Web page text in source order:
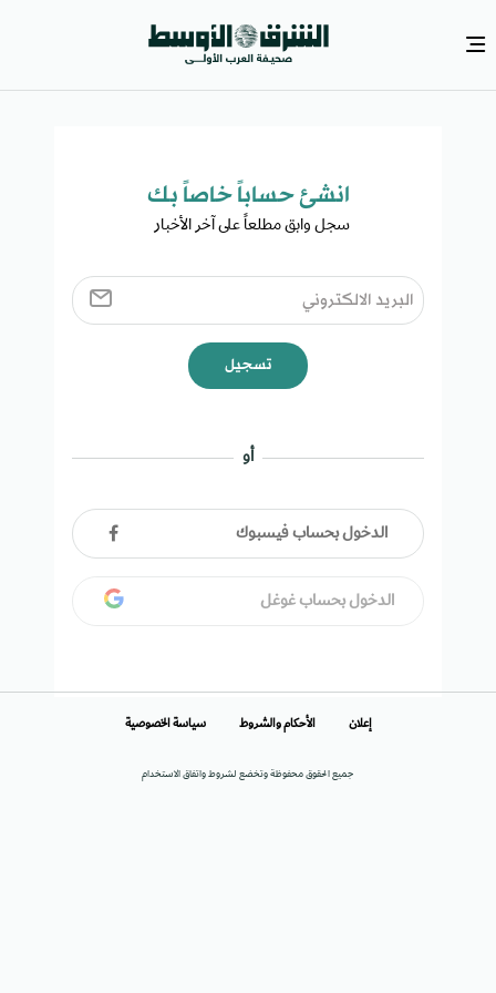
انشئ حساباً خاصاً بك​
سجل وابق مطلعاً على آخر الأخبار ​
تسجيل
أو
الدخول بحساب فيسبوك
الدخول بحساب غوغل
جميع الحقوق محفوظة وتخضع لشروط واتفاق الاستخدام
إعلان الأحكام والشروط سياسة الخصوصية